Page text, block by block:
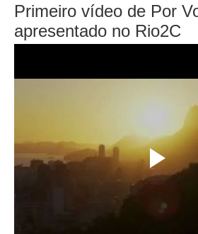
Primeiro vídeo de Por
apresentado no Rio2C